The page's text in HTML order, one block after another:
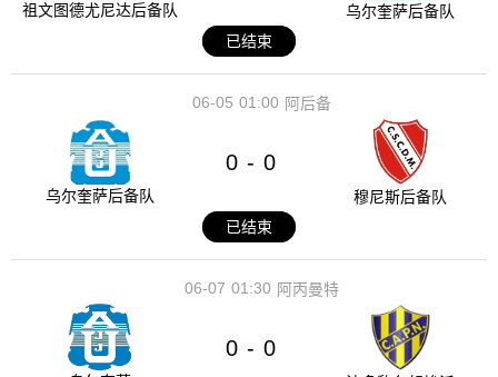
祖文图德尤尼达后备队
乌尔奎萨后备队
已结束
01:00
06-05 阿后备
乌尔奎萨后备队
0 - 0
穆尼斯后备队
已结束
01:30
06-07 阿丙曼特
0 - 0